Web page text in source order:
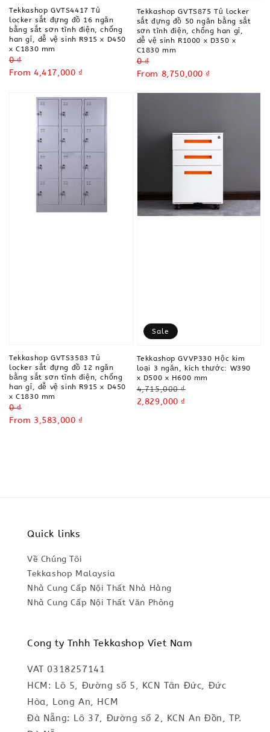
Tekkashop GVTS4417 Tủ
locker sắt đựng đồ 16 ngăn
bằng sắt sơn tĩnh điện, chống
han gỉ, dễ vệ sinh R915 x D450
x C1830 mm
Regular
price
0 ₫
Sale
From 4,417,000 ₫
Tekkashop GVTS875 Tủ locker
sắt đựng đồ 50 ngăn bằng sắt
sơn tĩnh điện, chống han gỉ,
dễ vệ sinh R1000 x D350 x
C1830 mm
Regular
price
0 ₫
Sale
From 8,750,000 ₫
Tekkashop GVTS3583 Tủ
locker sắt đựng đồ 12 ngăn
bằng sắt sơn tĩnh điện, chống
han gỉ, dễ vệ sinh R915 x D450
x C1830 mm
Regular
price
0 ₫
Sale
From 3,583,000 ₫
Sale
Tekkashop GVVP330 Hộc kim
loại 3 ngăn, kích thước: W390
x D500 x H600 mm
Regular
price
4,715,000 ₫
Sale
2,829,000 ₫
Quick links
Về Chúng Tôi
Tekkashop Malaysia
Nhà Cung Cấp Nội Thất Nhà Hàng
Nhà Cung Cấp Nội Thất Văn Phòng
Cong ty Tnhh Tekkashop Viet Nam
VAT 0318257141
HCM: Lô 5, Đường số 5, KCN Tân Đức, Đức
Hòa, Long An, HCM
Đà Nẵng: Lô 37, Đường số 2, KCN An Đồn, TP.